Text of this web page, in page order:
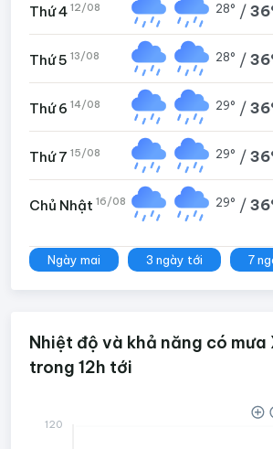
Thứ 4 12/08 28° /
Thứ 5 13/08 28° /
Thứ 6 14/08 29° /
Thứ 7 15/08 29° /
Chủ Nhật 16/08 29° /
Ngày mai 3 ngày tới 7
Nhiệt độ và khả năng có mưa
trong 12h tới
120